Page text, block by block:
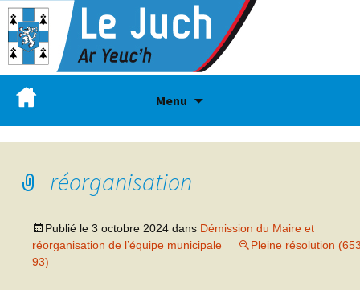
Menu
réorganisation
Publié le 3 octobre 2024 dans Démission du Maire et
réorganisation de l’équipe municipale
Pleine résolution
93)